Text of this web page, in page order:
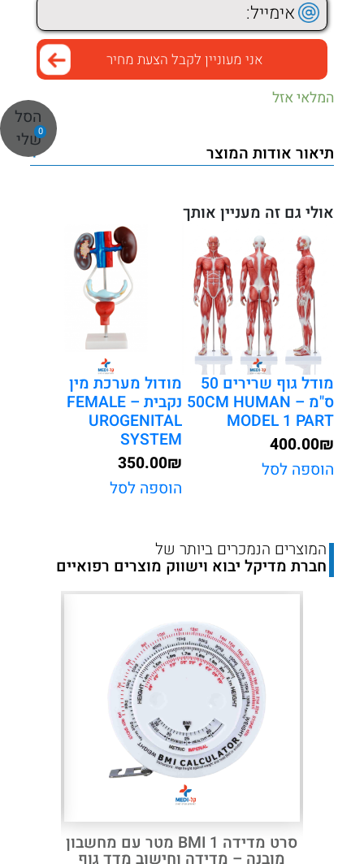
0
הסל
שלי
המלאי אזל
תיאור אודות המוצר +
אולי גם זה מעניין אותך
מודל גוף שרירים 50
ס"מ – 50CM HUMAN
MODEL 1 PART
₪
400.00
הוספה לסל
מודול מערכת מין
נקבית – FEMALE
UROGENITAL
SYSTEM
₪
350.00
הוספה לסל
המוצרים הנמכרים ביותר של
חברת מדיקל יבוא וישווק מוצרים רפואיים
סרט מדידה BMI 1 מטר עם מחשבון
מובנה – מדידה וחישוב מדד גוף